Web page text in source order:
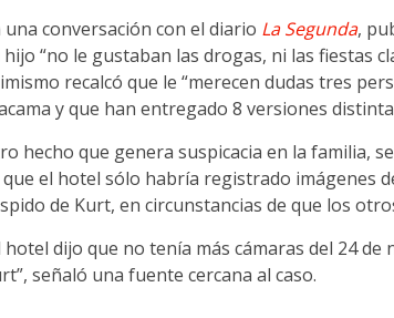
una conversación con el diario La Segunda,
hijo “no le gustaban las drogas, ni las fiestas
recalcó que le “merecen dudas tres
y que han entregado 8 versiones
hecho que genera suspicacia en la familia,
que el hotel sólo habría registrado imágenes
de Kurt, en circunstancias de que los
hotel dijo que no tenía más cámaras del 24
señaló una fuente cercana al caso.